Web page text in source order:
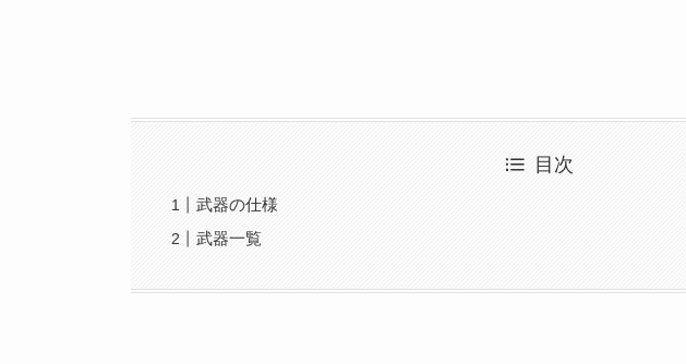
目次
武器の仕様
武器一覧